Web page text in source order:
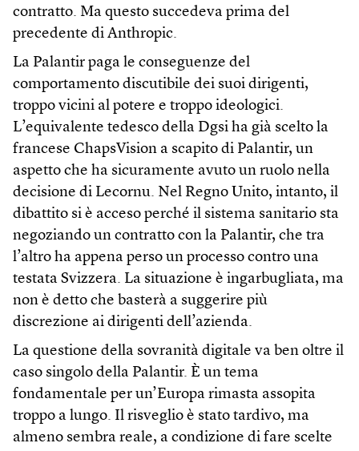
contratto. Ma questo succedeva prima del
precedente di Anthropic.
La Palantir paga le conseguenze del
comportamento discutibile dei suoi dirigenti,
troppo vicini al potere e troppo ideologici.
L’equivalente tedesco della Dgsi ha già scelto la
francese ChapsVision a scapito di Palantir, un
aspetto che ha sicuramente avuto un ruolo nella
decisione di Lecornu. Nel Regno Unito, intanto, il
dibattito si è acceso perché il sistema sanitario sta
negoziando un contratto con la Palantir, che tra
l’altro ha appena perso un processo contro una
testata Svizzera. La situazione è ingarbugliata, ma
non è detto che basterà a suggerire più
discrezione ai dirigenti dell’azienda.
La questione della sovranità digitale va ben oltre il
caso singolo della Palantir. È un tema
fondamentale per un’Europa rimasta assopita
troppo a lungo. Il risveglio è stato tardivo, ma
almeno sembra reale, a condizione di fare scelte